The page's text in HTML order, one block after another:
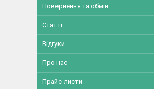
Повернення та обмін
Статті
Відгуки
Про нас
Прайс-листи